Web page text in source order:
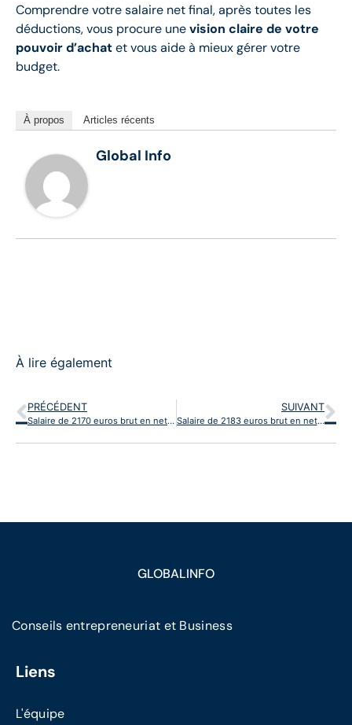
Comprendre votre salaire net final, après toutes les
déductions, vous procure unevision claire de votre
pouvoir d’achatet vous aide à mieux gérer votre
budget.
À propos Articles récents
Global Info
À lire également
PRÉCÉDENT
Salaire de 2170 euros brut en net par mois
SUIVANT
Salaire de 2183 euros brut en net par mois
GLOBALINFO
Conseils entrepreneuriat et Business
Liens
L'équipe